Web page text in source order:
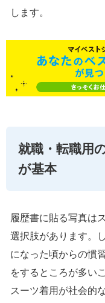
します。
就職・転職用
が基本
履歴書に貼る写真は
選択肢があります。
になった頃からの慣
をするところが多い
スーツ着用が社会的